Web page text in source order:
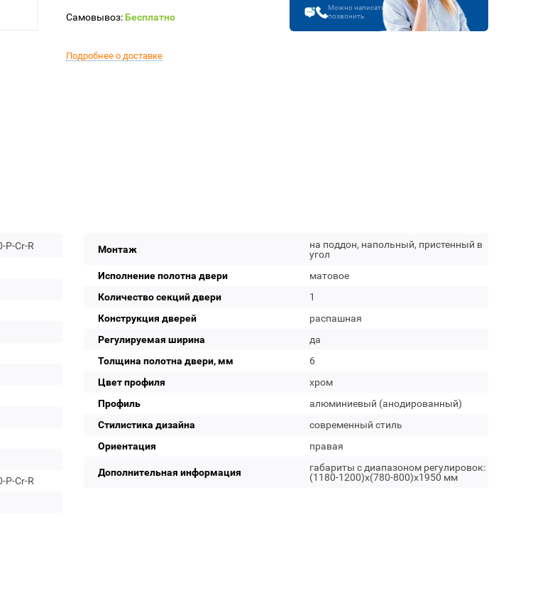
Самовывоз:Бесплатно
Подробнее о доставке
Можно написать или
позвонить
P-Cr-R
P-Cr-R
Монтаж
на поддон, напольный, пристенный в
угол
Исполнение полотна двери
матовое
Количество секций двери
1
Конструкция дверей
распашная
Регулируемая ширина
да
Толщина полотна двери, мм
6
Цвет профиля
хром
Профиль
алюминиевый (анодированный)
Стилистика дизайна
современный стиль
Ориентация
правая
Дополнительная информация
габариты с диапазоном регулировок:
(1180-1200)x(780-800)x1950 мм